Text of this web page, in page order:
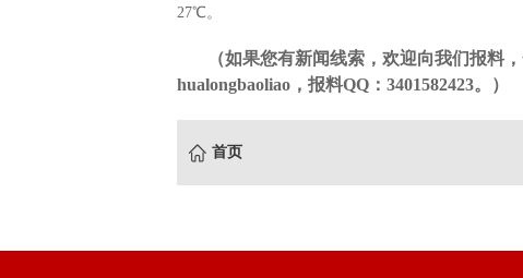
27℃。
（如果您有新闻线索，欢迎向我们报料
hualongbaoliao，报料QQ：3401582423。）
首页